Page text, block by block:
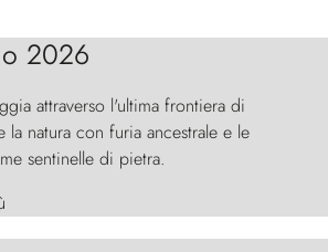
2026
attraverso l'ultima frontiera di
natura con furia ancestrale e le
sentinelle di pietra.